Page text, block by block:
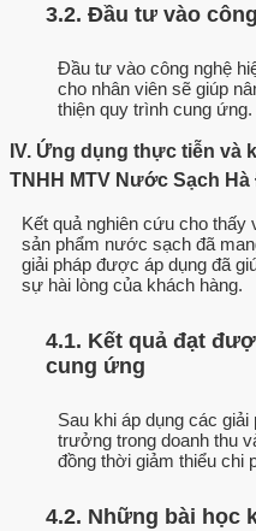
3.2. Đầu tư vào
Đầu tư vào công nghệ
cho nhân viên sẽ giúp
thiện quy trình cung ứng.
IV. Ứng dụng thực tiễn và
TNHH MTV Nước Sạch
Kết quả nghiên cứu cho
sản phẩm nước sạch đã
giải pháp được áp dụng đã
sự hài lòng của khách hàng.
4.1. Kết quả đạt
cung ứng
Sau khi áp dụng các
trưởng trong doanh thu
đồng thời giảm thiểu chi
4.2. Những bài học